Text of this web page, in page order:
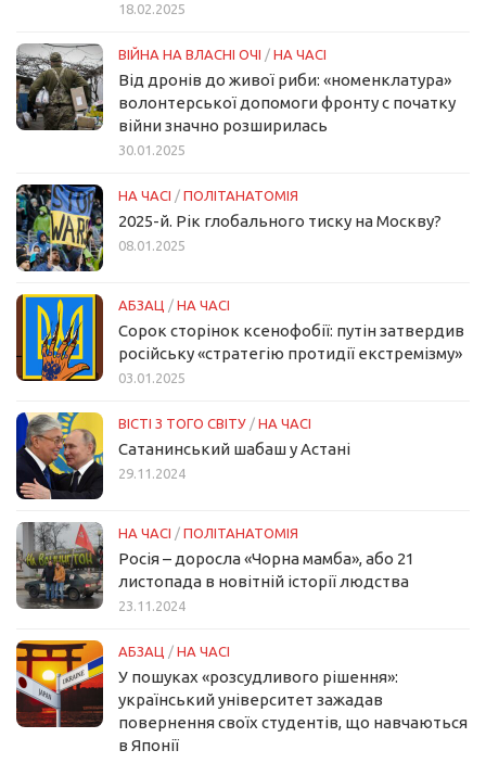
18.02.2025
ВІЙНА НА ВЛАСНІ ОЧІ / НА ЧАСІ
Від дронів до живої риби: «номенклатура»
волонтерської допомоги фронту с початку
війни значно розширилась
30.01.2025
НА ЧАСІ / ПОЛІТАНАТОМІЯ
2025-й. Рік глобального тиску на Москву?
08.01.2025
АБЗАЦ / НА ЧАСІ
Сорок сторінок ксенофобії: путін затвердив
російську «стратегію протидії екстремізму»
03.01.2025
ВІСТІ З ТОГО СВІТУ / НА ЧАСІ
Сатанинський шабаш у Астані
29.11.2024
НА ЧАСІ / ПОЛІТАНАТОМІЯ
Росія – доросла «Чорна мамба», або 21
листопада в новітній історії людства
23.11.2024
АБЗАЦ / НА ЧАСІ
У пошуках «розсудливого рішення»:
український університет зажадав
повернення своїх студентів, що навчаються
в Японії